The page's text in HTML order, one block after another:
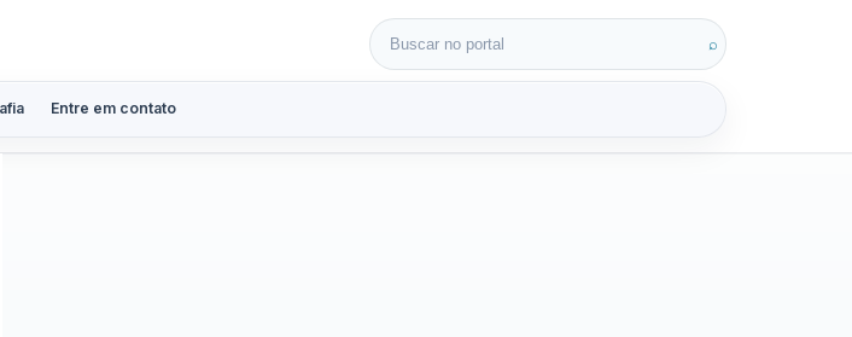
Entre em contato
Buscar por: ⌕